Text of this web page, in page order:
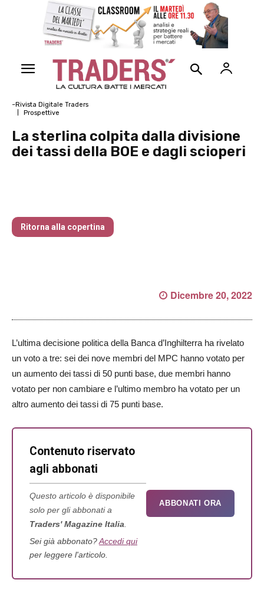
~Rivista Digitale Traders
Prospettive
La sterlina colpita dalla divisione
dei tassi della BOE e dagli scioperi
Ritorna alla copertina
Dicembre 20, 2022
L’ultima decisione politica della Banca d’Inghilterra ha rivelato
un voto a tre: sei dei nove membri del MPC hanno votato per
un aumento dei tassi di 50 punti base, due membri hanno
votato per non cambiare e l’ultimo membro ha votato per un
altro aumento dei tassi di 75 punti base.
Contenuto riservato
agli abbonati
Questo articolo è disponibile
solo per gli abbonati a
Traders' Magazine Italia
Sei già abbonato? Accedi qui
per leggere l'articolo.
ABBONATI ORA